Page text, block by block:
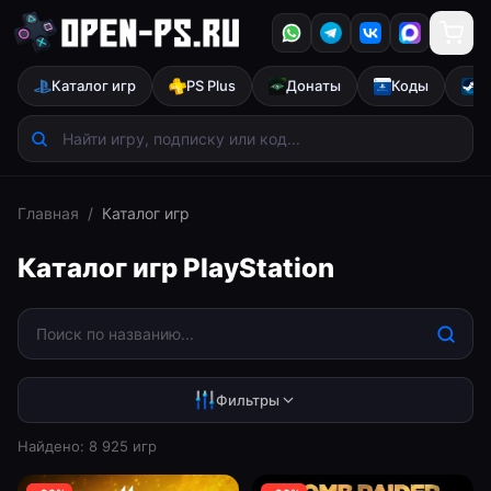
Каталог игр PS Plus Донаты Коды
Главная / Каталог игр
Каталог игр PlayStation
Фильтры
Все PS5 PS4 Скидки
Найдено: 8 925 игр